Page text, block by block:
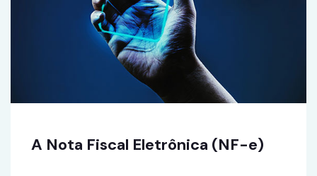
A Nota Fiscal Eletrônica (NF-e)